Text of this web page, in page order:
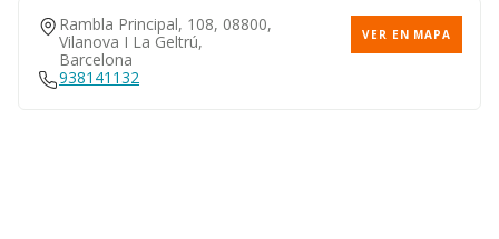
Rambla Principal, 108, 08800,
Vilanova I La Geltrú,
Barcelona
VER EN MAPA
938141132